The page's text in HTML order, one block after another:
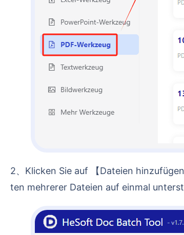
2、Klicken Sie auf 【Dateien hinzufügen】, um die PDF-Dateien hinzuzufügen, aus denen Text entfernt werden soll. Hier wird das Hochladen und Verarbei
ten mehrerer Dateien auf einmal